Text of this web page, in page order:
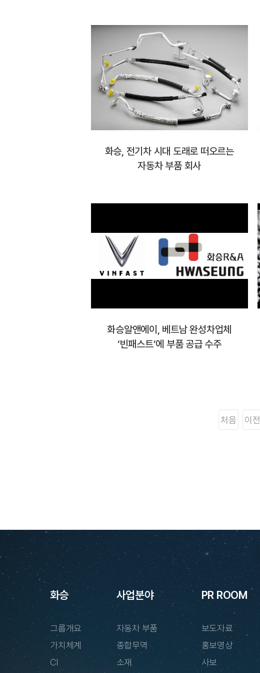
화승, 전기차 시대 도래로 떠오르는
자동차 부품 회사
화승알앤에이, 베트남 완성차업체
‘빈패스트’에 부품 공급 수주
처음 이전
화승
그룹개요
가치체계
CI
사업분야
자동차 부품
종합무역
소재
PR ROOM
보도자료
홍보영상
사보